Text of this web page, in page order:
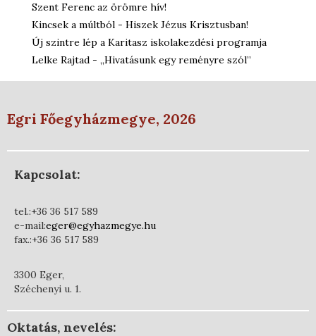
Szent Ferenc az örömre hív!
Kincsek a múltból - Hiszek Jézus Krisztusban!
Új szintre lép a Karitasz iskolakezdési programja
Lelke Rajtad - „Hivatásunk egy reményre szól”
Egri Főegyházmegye, 2026
Kapcsolat:
tel.:+36 36 517 589
e-mail:eger@egyhazmegye.hu
fax.:+36 36 517 589
3300 Eger,
Széchenyi u. 1.
Oktatás, nevelés: